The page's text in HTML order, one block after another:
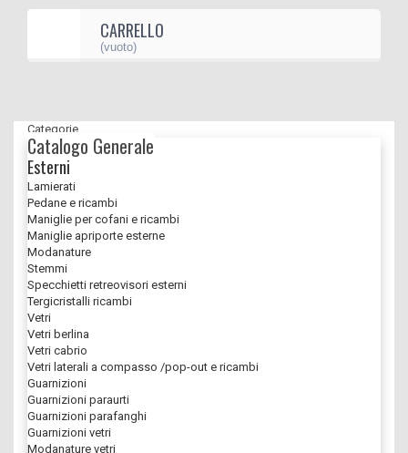
CARRELLO
(vuoto)
Categorie
Catalogo Generale
Esterni
Lamierati
Pedane e ricambi
Maniglie per cofani e ricambi
Maniglie apriporte esterne
Modanature
Stemmi
Specchietti retreovisori esterni
Tergicristalli ricambi
Vetri
Vetri berlina
Vetri cabrio
Vetri laterali a compasso /pop-out e ricambi
Guarnizioni
Guarnizioni paraurti
Guarnizioni parafanghi
Guarnizioni vetri
Modanature vetri